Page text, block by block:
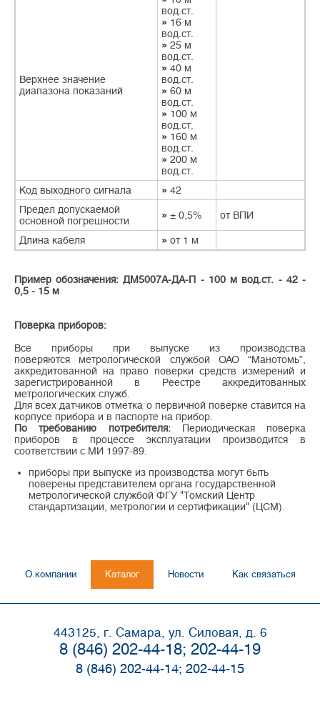
Верхнее значение
диапазона показаний
вод.ст.
» 16 м
вод.ст.
» 25 м
вод.ст.
» 40 м
вод.ст.
» 60 м
вод.ст.
» 100 м
вод.ст.
» 160 м
вод.ст.
» 200 м
вод.ст.
Код выходного сигнала
» 42
Предел допускаемой
основной погрешности
» ± 0,5% от ВПИ
Длина кабеля » от 1 м
Пример обозначения: ДМ5007А-ДА-П - 100 м вод.ст. - 42 -
0,5 - 15 м
Поверка приборов:
Все приборы при выпуске из производства
поверяются метрологической службой ОАО “Манотомь”,
аккредитованной на право поверки средств измерений и
зарегистрированной в Реестре аккредитованных
метрологических служб.
Для всех датчиков отметка о первичной поверке ставится на
корпусе прибора и в паспорте на прибор.
По требованию потребителя:Периодическая поверка
приборов в процессе эксплуатации производится в
соответствии c МИ 1997-89.
приборы при выпуске из производства могут быть
поверены представителем органа государственной
метрологической службой ФГУ "Томский Центр
стандартизации, метрологии и сертификации" (ЦСМ).
О компании Каталог Новости Как связаться
443125, г. Самара, ул. Силовая, д. 6
8 (846) 202-44-18; 202-44-19
8 (846) 202-44-14; 202-44-15